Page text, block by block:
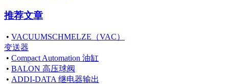
推荐文章
• VACUUMSCHMELZE（VAC）
变送器
• Compact Automation 油缸
• BALON 高压球阀
• ADDI-DATA 继电器输出